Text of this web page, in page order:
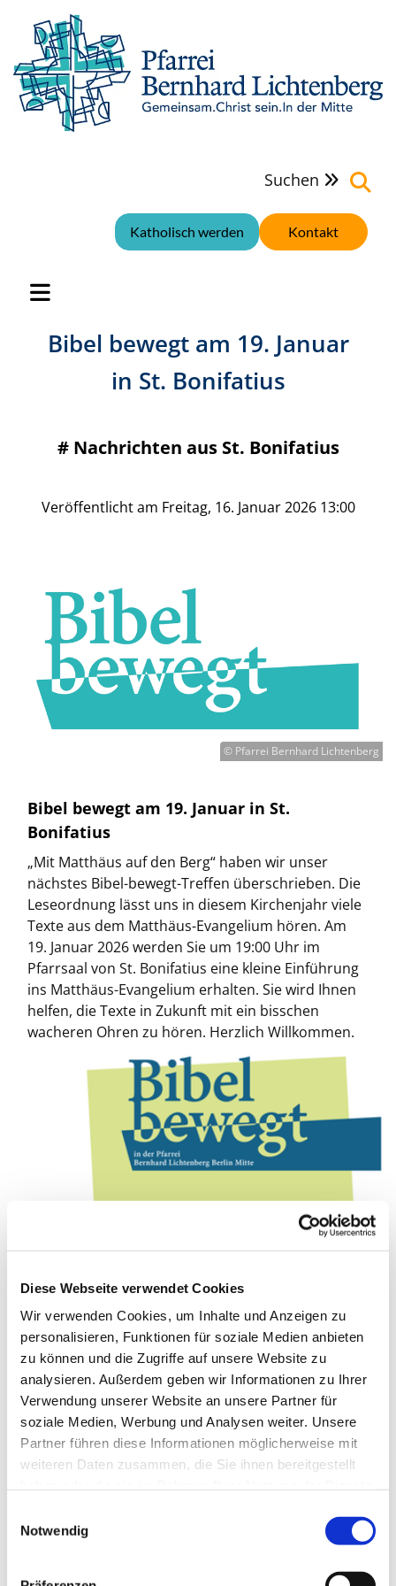
Diese Webseite verwendet Cookies
Wir verwenden Cookies, um Inhalte und Anzeigen zu
personalisieren, Funktionen für soziale Medien anbieten
zu können und die Zugriffe auf unsere Website zu
analysieren. Außerdem geben wir Informationen zu Ihrer
Verwendung unserer Website an unsere Partner für
soziale Medien, Werbung und Analysen weiter. Unsere
Partner führen diese Informationen möglicherweise mit
weiteren Daten zusammen, die Sie ihnen bereitgestellt
Notwendig
Suchen 
Kontakt
Katholisch werden
Bibel bewegt am 19. Januar
in St. Bonifatius
# Nachrichten aus St. Bonifatius
Veröffentlicht am Freitag, 16. Januar 2026 13:00
© Pfarrei Bernhard Lichtenberg
Bibel bewegt am 19. Januar in St.
Bonifatius
„Mit Matthäus auf den Berg“ haben wir unser
nächstes Bibel-bewegt-Treffen überschrieben. Die
Leseordnung lässt uns in diesem Kirchenjahr viele
Texte aus dem Matthäus-Evangelium hören. Am
19. Januar 2026 werden Sie um 19:00 Uhr im
Pfarrsaal von St. Bonifatius eine kleine Einführung
ins Matthäus-Evangelium erhalten. Sie wird Ihnen
helfen, die Texte in Zukunft mit ein bisschen
wacheren Ohren zu hören. Herzlich Willkommen.